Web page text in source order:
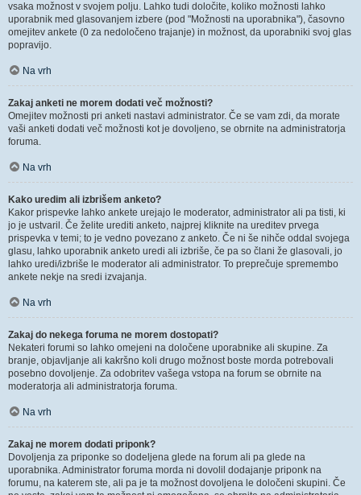
vsaka možnost v svojem polju. Lahko tudi določite, koliko možnosti lahko
uporabnik med glasovanjem izbere (pod "Možnosti na uporabnika"), časovno
omejitev ankete (0 za nedoločeno trajanje) in možnost, da uporabniki svoj glas
popravijo.
Na vrh
Zakaj anketi ne morem dodati več možnosti?
Omejitev možnosti pri anketi nastavi administrator. Če se vam zdi, da morate
vaši anketi dodati več možnosti kot je dovoljeno, se obrnite na administratorja
foruma.
Na vrh
Kako uredim ali izbrišem anketo?
Kakor prispevke lahko ankete urejajo le moderator, administrator ali pa tisti, ki
jo je ustvaril. Če želite urediti anketo, najprej kliknite na ureditev prvega
prispevka v temi; to je vedno povezano z anketo. Če ni še nihče oddal svojega
glasu, lahko uporabnik anketo uredi ali izbriše, če pa so člani že glasovali, jo
lahko uredi/izbriše le moderator ali administrator. To preprečuje spremembo
ankete nekje na sredi izvajanja.
Na vrh
Zakaj do nekega foruma ne morem dostopati?
Nekateri forumi so lahko omejeni na določene uporabnike ali skupine. Za
branje, objavljanje ali kakršno koli drugo možnost boste morda potrebovali
posebno dovoljenje. Za odobritev vašega vstopa na forum se obrnite na
moderatorja ali administratorja foruma.
Na vrh
Zakaj ne morem dodati priponk?
Dovoljenja za priponke so dodeljena glede na forum ali pa glede na
uporabnika. Administrator foruma morda ni dovolil dodajanje priponk na
forumu, na katerem ste, ali pa je ta možnost dovoljena le določeni skupini. Če